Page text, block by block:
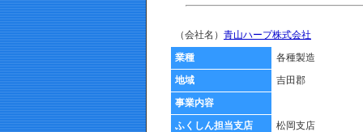
（会社名） 青山ハープ株式会社
業種
各種製造
地域
吉田郡
事業内容
ふくしん担当支店
松岡支店